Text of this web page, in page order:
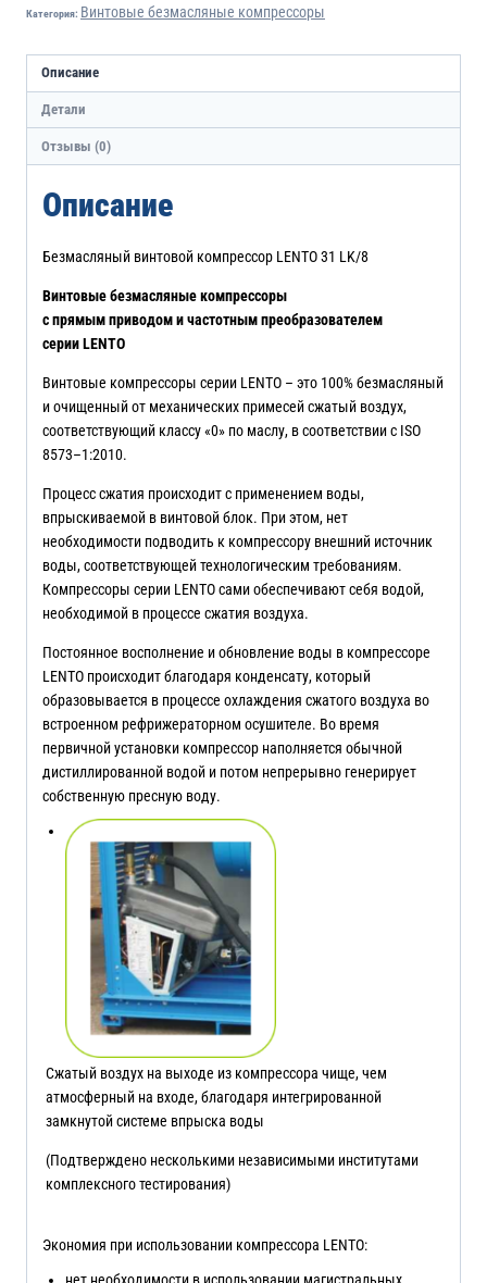
Категория: Винтовые безмасляные компрессоры
Описание
Детали
Отзывы (0)
Описание
Безмасляный винтовой компрессор LENTO 31 LK/8
Винтовые безмасляные компрессоры
с прямым приводом и частотным преобразователем
серииLENTO
Винтовые компрессоры серии LENTO – это 100% безмасляный
и очищенный от механических примесей сжатый воздух,
соответствующий классу «0» по маслу, в соответствии с ISO
8573–1:2010.
Процесс сжатия происходит с применением воды,
впрыскиваемой в винтовой блок. При этом, нет
необходимости подводить к компрессору внешний источник
воды, соответствующей технологическим требованиям.
Компрессоры серии LENTO сами обеспечивают себя водой,
необходимой в процессе сжатия воздуха.
Постоянное восполнение и обновление воды в компрессоре
LENTO происходит благодаря конденсату, который
образовывается в процессе охлаждения сжатого воздуха во
встроенном рефрижераторном осушителе. Во время
первичной установки компрессор наполняется обычной
дистиллированной водой и потом непрерывно генерирует
собственную пресную воду.
Сжатый воздух на выходе из компрессора чище, чем
атмосферный на входе, благодаря интегрированной
замкнутой системе впрыска воды
(Подтверждено несколькими независимыми институтами
комплексного тестирования)
Экономия при использовании компрессора LENTO:
нет необходимости в использовании магистральных